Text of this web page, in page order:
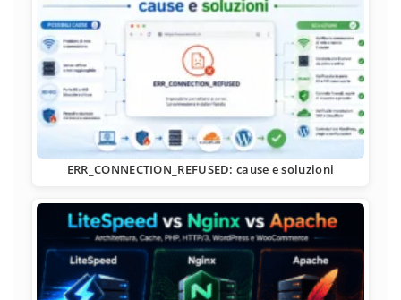
ERR_CONNECTION_REFUSED: cause e soluzioni